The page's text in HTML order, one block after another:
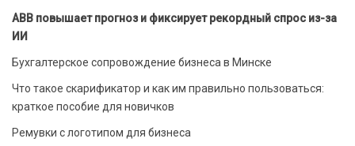
ABB повышает прогноз и фиксирует рекордный спрос из-за
ИИ
Бухгалтерское сопровождение бизнеса в Минске
Что такое скарификатор и как им правильно пользоваться:
краткое пособие для новичков
Ремувки с логотипом для бизнеса